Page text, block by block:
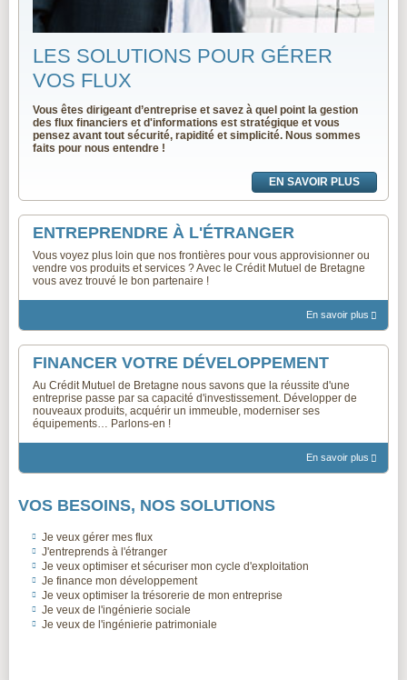
LES SOLUTIONS POUR GÉRER
VOS FLUX
Vous êtes dirigeant d’entreprise et savez à quel point la gestion
des flux financiers et d'informations est stratégique et vous
pensez avant tout sécurité, rapidité et simplicité. Nous sommes
faits pour nous entendre !
EN SAVOIR PLUS
ENTREPRENDRE À L'ÉTRANGER
Vous voyez plus loin que nos frontières pour vous approvisionner ou
vendre vos produits et services ? Avec le Crédit Mutuel de Bretagne
vous avez trouvé le bon partenaire !
En savoir plus
FINANCER VOTRE DÉVELOPPEMENT
Au Crédit Mutuel de Bretagne nous savons que la réussite d'une
entreprise passe par sa capacité d'investissement. Développer de
nouveaux produits, acquérir un immeuble, moderniser ses
équipements… Parlons-en !
En savoir plus
VOS BESOINS, NOS SOLUTIONS
Je veux gérer mes flux
J'entreprends à l'étranger
Je veux optimiser et sécuriser mon cycle d'exploitation
Je finance mon développement
Je veux optimiser la trésorerie de mon entreprise
Je veux de l'ingénierie sociale
Je veux de l'ingénierie patrimoniale